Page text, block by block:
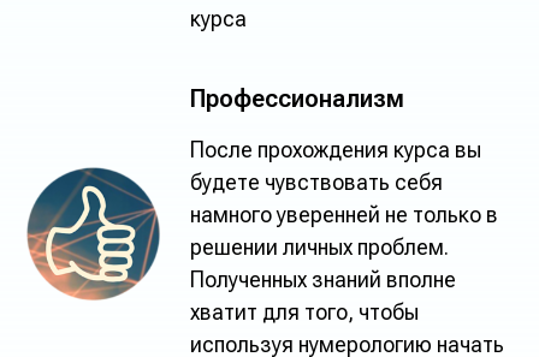
курса
Профессионализм
После прохождения курса вы
будете чувствовать себя
намного уверенней не только в
решении личных проблем.
Полученных знаний вполне
хватит для того, чтобы
используя нумерологию начать